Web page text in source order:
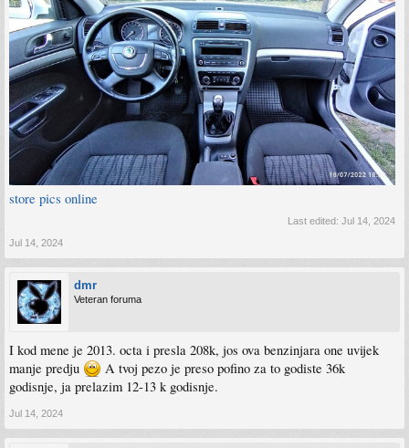
store pics online
Last edited: Jul 14, 2024
Jul 14, 2024
dmr
Veteran foruma
I kod mene je 2013. octa i presla 208k, jos ova benzinjara one uvijek
manje predju
A tvoj pezo je preso pofino za to godiste 36k
godisnje, ja prelazim 12-13 k godisnje.
Jul 14, 2024